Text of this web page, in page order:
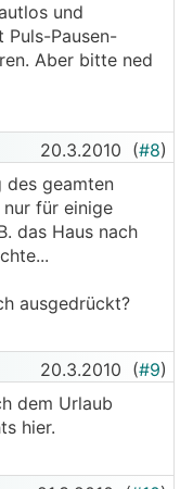
und
Puls-Pausen-
Aber bitte ned
20.3.2010 (#8)
des geamten
für einige
das Haus nach
ausgedrückt?
20.3.2010 (#9)
dem Urlaub
hier.